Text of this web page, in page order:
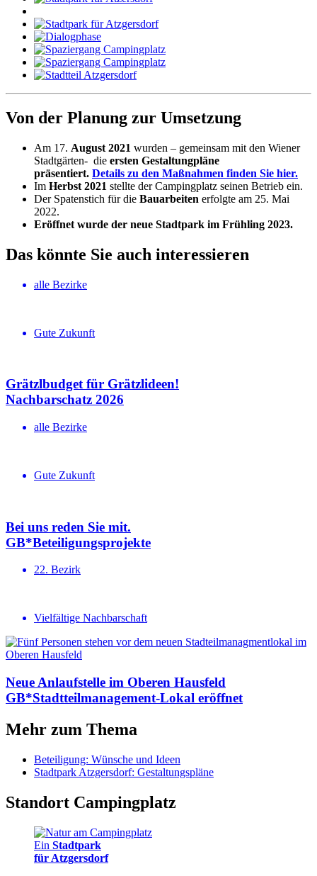
Von der Planung zur Umsetzung
Am 17. August 2021 wurden – gemeinsam mit den Wiener
Stadtgärten- die ersten Gestaltungpläne
präsentiert. Details zu den Maßnahmen finden Sie hier.
Im Herbst 2021 stellte der Campingplatz seinen Betrieb ein.
Der Spatenstich für die Bauarbeiten erfolgte am 25. Mai
2022.
Eröffnet wurde der neue Stadtpark im Frühling 2023.
Das könnte Sie auch interessieren
alle Bezirke
Gute Zukunft
Grätzlbudget für Grätzlideen!
Nachbar­schatz 2026
alle Bezirke
Gute Zukunft
Bei uns reden Sie mit.
GB*Betei­li­gungs­projekte
22. Bezirk
Vielfältige Nachbarschaft
Neue Anlauf­stelle im Oberen Hausfeld
GB*Stadt­teil­ma­na­gement-Lokal eröffnet
Mehr zum Thema
Beteiligung: Wünsche und Ideen
Stadtpark Atzgersdorf: Gestaltungspläne
Standort Campingplatz
Ein Stadtpark
für Atzgersdorf